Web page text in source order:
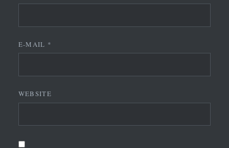
E-MAIL *
WEBSITE